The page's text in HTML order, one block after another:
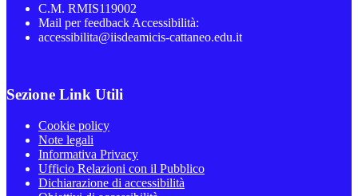
C.M. RMIS119002
Mail per feedback Accessibilità:
accessibilita@iisdeamicis-cattaneo.edu.it
Sezione Link Utili
Cookie policy
Note legali
Informativa Privacy
Ufficio Relazioni con il Pubblico
Dichiarazione di accessibilità